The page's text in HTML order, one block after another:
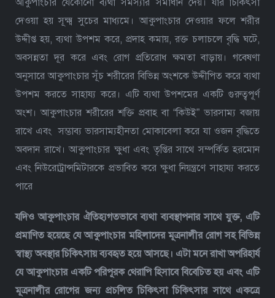
দেওয়া হয় সূক্ষ্ম সুচের মাধ্যমে। আকুপাংচার দেওয়ার ফলে শরীর
উদ্দীপ্ত হয়, ব্যথা উপশম করে, প্রদাহ কমায়, রক্ত চলাচলে বৃদ্ধি ঘটে,
অবসন্নতা দূর করে এবং রোগ প্রতিরোধ ক্ষমতা বাড়ায়। গবেষণা
অনুসারে আকুপাংচার সূঁচ শরীরের বিভিন্ন অংশকে উদ্দীপিত করে ব্যথা
উপশম করতে সাহায্য করে। এটি ব্যথা উপশমের একটি গুরুত্বপূর্ণ
অংশ। আকুপাংচার শরীরের শক্তি প্রবাহ বা “কিউই” ভারসাম্য বজায়
রাখে এবং সম্ভাব্য ভারসাম্যহীনতা মোকাবেলা করে যা ওজন বৃদ্ধিতে
অবদান রাখে। আকুপাংচার ক্ষুধা এবং তৃপ্তির সাথে সম্পর্কিত হরমোন
এবং নিউরোট্রান্সমিটারকে প্রভাবিত করে ক্ষুধা নিয়ন্ত্রণে সাহায্য করতে
পারে
যদিও আকুপাংচার ঐতিহ্যগতভাবে ব্যথা ব্যবস্থাপনার সাথে যুক্ত, এটি
প্রমাণিত হয়েছে যে আকুপাংচার মহিলাদের মূত্রনালীর রোগ সহ বিভিন্ন
স্বাস্থ্য অবস্থার চিকিৎসায় ব্যবহৃত হয়ে আসছে। এটা মনে রাখা অপরিহার্য
যে আকুপাংচার একটি পরিপূরক থেরাপি হিসাবে বিবেচিত হয় এবং এটি
মূত্রনালীর রোগের জন্য প্রচলিত চিকিৎসা চিকিৎসার সাথে একত্রে